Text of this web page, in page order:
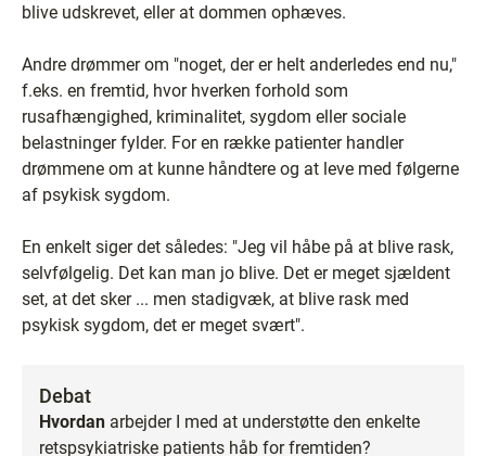
blive udskrevet, eller at dommen ophæves.
Andre drømmer om "noget, der er helt anderledes end nu,"
f.eks. en fremtid, hvor hverken forhold som
rusafhængighed, kriminalitet, sygdom eller sociale
belastninger fylder. For en række patienter handler
drømmene om at kunne håndtere og at leve med følgerne
af psykisk sygdom.
En enkelt siger det således: "Jeg vil håbe på at blive rask,
selvfølgelig. Det kan man jo blive. Det er meget sjældent
set, at det sker ... men stadigvæk, at blive rask med
psykisk sygdom, det er meget svært".
Debat
Hvordan arbejder I med at understøtte den enkelte
retspsykiatriske patients håb for fremtiden?